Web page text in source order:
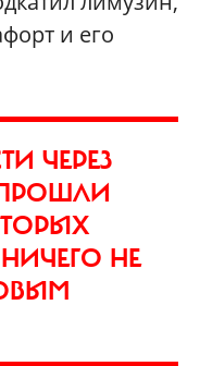
и его
ЧЕРЕЗ
НЕ